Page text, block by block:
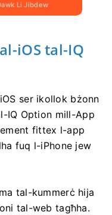
Li Jibdew
iOS tal-IQ
ser ikollok bżonn
IQ Option mill-App
fittex l-app
fuq l-iPhone jew
tal-kummerċ hija
tal-web tagħha.